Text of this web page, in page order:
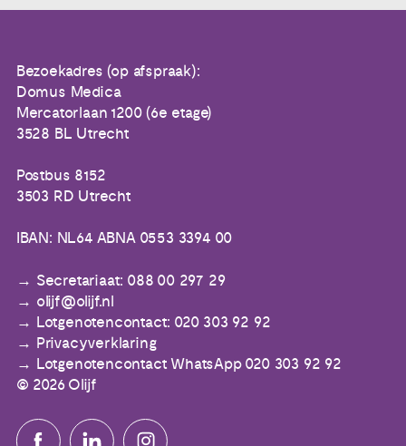
Bezoekadres (op afspraak):
Domus Medica
Mercatorlaan 1200 (6e etage)
3528 BL Utrecht
Postbus 8152
3503 RD Utrecht
IBAN: NL64 ABNA 0553 3394 00
Secretariaat: 088 00 297 29
olijf@olijf.nl
Lotgenotencontact: 020 303 92 92
Privacyverklaring
Lotgenotencontact WhatsApp 020 303 92 92
© 2026 Olijf